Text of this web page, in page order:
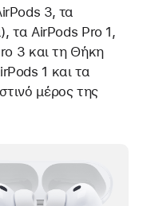
3, τα
τα AirPods Pro 1,
3 και τη Θήκη
1 και τα
μέρος της